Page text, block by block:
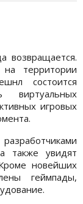
возвращается.
территории
состоится
виртуальных
игровых
также увидят
новейших
геймпады,